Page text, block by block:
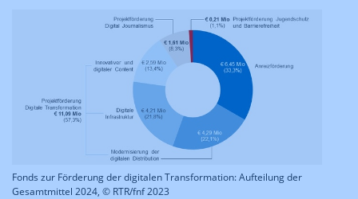
Fonds zur Förderung der digitalen Transformation: Aufteilung der
Gesamtmittel 2024, © RTR/fnf 2023